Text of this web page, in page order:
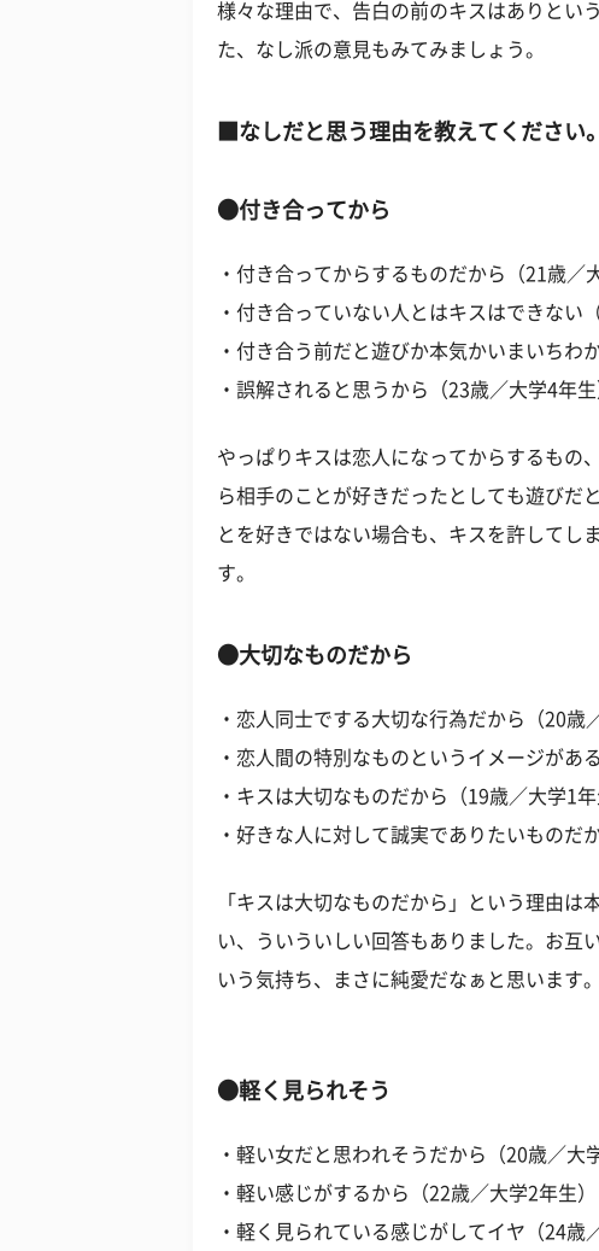
様々な理由で、告白の前のキスはありとい
た、なし派の意見もみてみましょう。
■なしだと思う理由を教えてください。
●付き合ってから
・付き合ってからするものだから（21歳／
・付き合っていない人とはキスはできない
・付き合う前だと遊びか本気かいまいちわ
・誤解されると思うから（23歳／大学4年生
やっぱりキスは恋人になってからするもの
ら相手のことが好きだったとしても遊びだ
とを好きではない場合も、キスを許してし
す。
●大切なものだから
・恋人同士でする大切な行為だから（20歳
・恋人間の特別なものというイメージがあ
・キスは大切なものだから（19歳／大学1年
・好きな人に対して誠実でありたいものだ
「キスは大切なものだから」という理由
い、ういういしい回答もありました。お互
いう気持ち、まさに純愛だなぁと思います。
●軽く見られそう
・軽い女だと思われそうだから（20歳／大
・軽い感じがするから（22歳／大学2年生）
・軽く見られている感じがしてイヤ（24歳